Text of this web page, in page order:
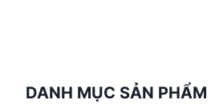
DANH MỤC SẢN PHẨM